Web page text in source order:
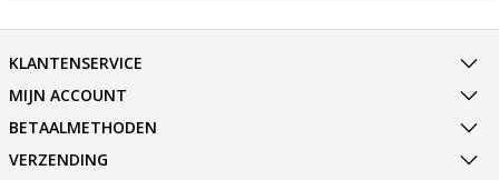
KLANTENSERVICE
MIJN ACCOUNT
BETAALMETHODEN
VERZENDING